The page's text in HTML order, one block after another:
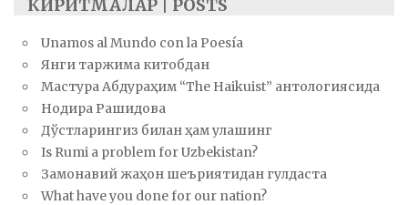
КИРИТМАЛАР | POSTS
Unamos al Mundo con la Poesía
Янги таржима китобдан
Мастура Абдураҳим “The Haikuist” антологиясида
Нодира Рашидова
Дўстларингиз билан ҳам улашинг
Is Rumi a problem for Uzbekistan?
Замонавий жаҳон шеъриятидан гулдаста
What have you done for our nation?